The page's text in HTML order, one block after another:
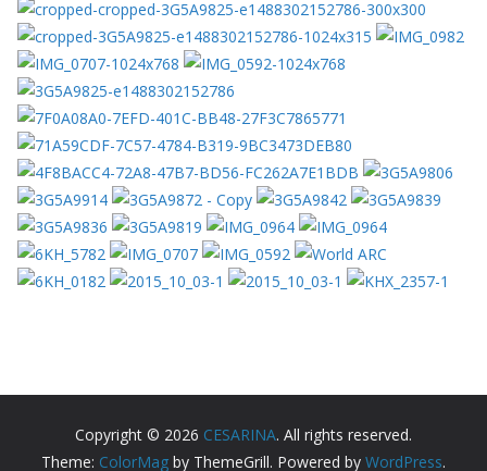
Copyright © 2026 CESARINA. All rights reserved.
Theme: ColorMag by ThemeGrill. Powered by WordPress.